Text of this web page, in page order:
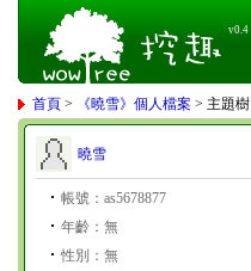
v0.4
首頁 > 《曉雪》個人檔案 > 主題樹
曉雪
帳號：as5678877
年齡：無
性別：無